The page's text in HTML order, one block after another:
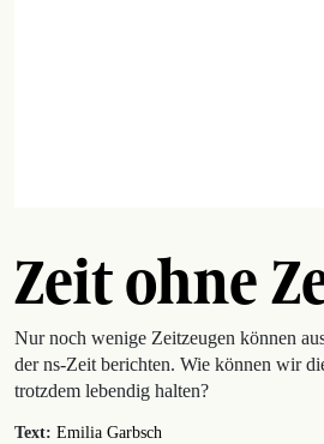
Zeit ohne
Nur noch wenige Zeitzeugen können
der ns-Zeit berichten. Wie können wir
trotzdem lebendig halten?
Text: Emilia Garbsch